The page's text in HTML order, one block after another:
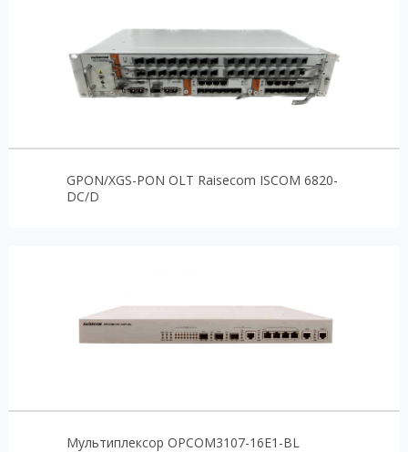
GPON/XGS-PON OLT Raisecom ISCOM 6820-
DC/D
Мультиплексор OPCOM3107-16E1-BL